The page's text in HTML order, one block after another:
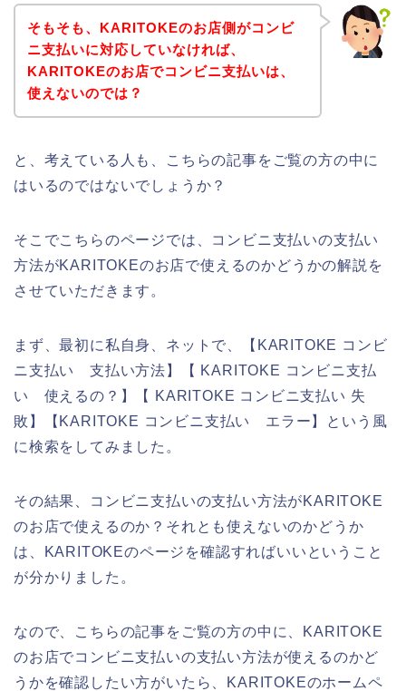
そもそも、KARITOKEのお店側がコンビ
ニ支払いに対応していなければ、
KARITOKEのお店でコンビニ支払いは、
使えないのでは？
と、考えている人も、こちらの記事をご覧の方の中に
はいるのではないでしょうか？
そこでこちらのページでは、コンビニ支払いの支払い
方法がKARITOKEのお店で使えるのかどうかの解説を
させていただきます。
まず、最初に私自身、ネットで、【KARITOKE コンビ
ニ支払い 支払い方法】【 KARITOKE コンビニ支払
い 使えるの？】【 KARITOKE コンビニ支払い 失
敗】【KARITOKE コンビニ支払い エラー】という風
に検索をしてみました。
その結果、コンビニ支払いの支払い方法がKARITOKE
のお店で使えるのか？それとも使えないのかどうか
は、KARITOKEのページを確認すればいいということ
が分かりました。
なので、こちらの記事をご覧の方の中に、KARITOKE
のお店でコンビニ支払いの支払い方法が使えるのかど
うかを確認したい方がいたら、KARITOKEのホームペ